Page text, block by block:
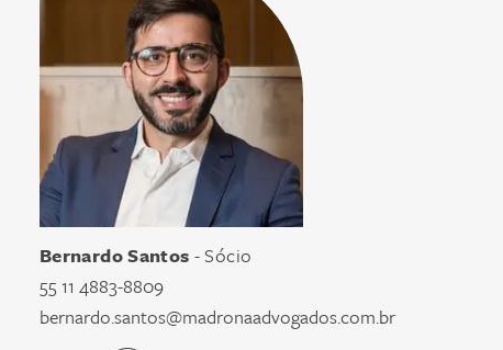
Bernardo Santos - Sócio
55 11 4883-8809
bernardo.santos@madronaadvogados.com.br